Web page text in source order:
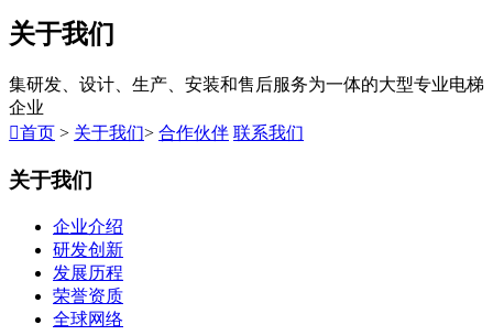
关于我们
集研发、设计、生产、安装和售后服务为一体的大型专业电梯
企业
首页 > 关于我们> 合作伙伴 联系我们
关于我们
企业介绍
研发创新
发展历程
荣誉资质
全球网络